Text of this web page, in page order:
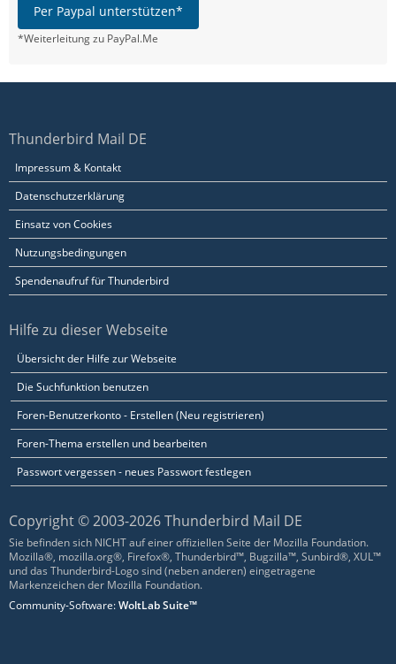
Per Paypal unterstützen*
*Weiterleitung zu PayPal.Me
Thunderbird Mail DE
Impressum & Kontakt
Datenschutzerklärung
Einsatz von Cookies
Nutzungsbedingungen
Spendenaufruf für Thunderbird
Hilfe zu dieser Webseite
Übersicht der Hilfe zur Webseite
Die Suchfunktion benutzen
Foren-Benutzerkonto - Erstellen (Neu registrieren)
Foren-Thema erstellen und bearbeiten
Passwort vergessen - neues Passwort festlegen
Copyright © 2003-2026 Thunderbird Mail DE
Sie befinden sich NICHT auf einer offiziellen Seite der Mozilla Foundation.
Mozilla®, mozilla.org®, Firefox®, Thunderbird™, Bugzilla™, Sunbird®, XUL™
und das Thunderbird-Logo sind (neben anderen) eingetragene
Markenzeichen der Mozilla Foundation.
Community-Software:WoltLab Suite™